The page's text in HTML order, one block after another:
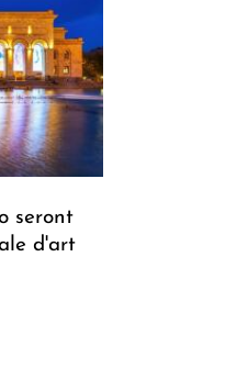
seront
d'art